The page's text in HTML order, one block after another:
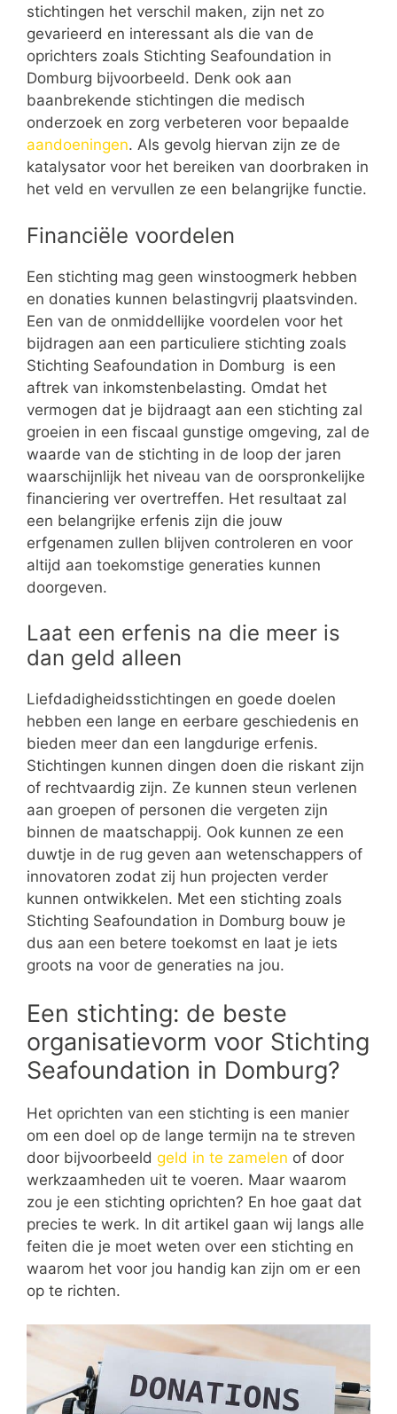
stichtingen het verschil maken, zijn net zo
gevarieerd en interessant als die van de
oprichters zoals Stichting Seafoundation in
Domburg bijvoorbeeld. Denk ook aan
baanbrekende stichtingen die medisch
onderzoek en zorg verbeteren voor bepaalde
aandoeningen. Als gevolg hiervan zijn ze de
katalysator voor het bereiken van doorbraken in
het veld en vervullen ze een belangrijke functie.
Financiële voordelen
Een stichting mag geen winstoogmerk hebben
en donaties kunnen belastingvrij plaatsvinden.
Een van de onmiddellijke voordelen voor het
bijdragen aan een particuliere stichting zoals
Stichting Seafoundation in Domburg is een
aftrek van inkomstenbelasting. Omdat het
vermogen dat je bijdraagt aan een stichting zal
groeien in een fiscaal gunstige omgeving, zal de
waarde van de stichting in de loop der jaren
waarschijnlijk het niveau van de oorspronkelijke
financiering ver overtreffen. Het resultaat zal
een belangrijke erfenis zijn die jouw
erfgenamen zullen blijven controleren en voor
altijd aan toekomstige generaties kunnen
doorgeven.
Laat een erfenis na die meer is
dan geld alleen
Liefdadigheidsstichtingen en goede doelen
hebben een lange en eerbare geschiedenis en
bieden meer dan een langdurige erfenis.
Stichtingen kunnen dingen doen die riskant zijn
of rechtvaardig zijn. Ze kunnen steun verlenen
aan groepen of personen die vergeten zijn
binnen de maatschappij. Ook kunnen ze een
duwtje in de rug geven aan wetenschappers of
innovatoren zodat zij hun projecten verder
kunnen ontwikkelen. Met een stichting zoals
Stichting Seafoundation in Domburg bouw je
dus aan een betere toekomst en laat je iets
groots na voor de generaties na jou.
Een stichting: de beste
organisatievorm voor Stichting
Seafoundation in Domburg?
Het oprichten van een stichting is een manier
om een doel op de lange termijn na te streven
door bijvoorbeeld geld in te zamelen of door
werkzaamheden uit te voeren. Maar waarom
zou je een stichting oprichten? En hoe gaat dat
precies te werk. In dit artikel gaan wij langs alle
feiten die je moet weten over een stichting en
waarom het voor jou handig kan zijn om er een
op te richten.